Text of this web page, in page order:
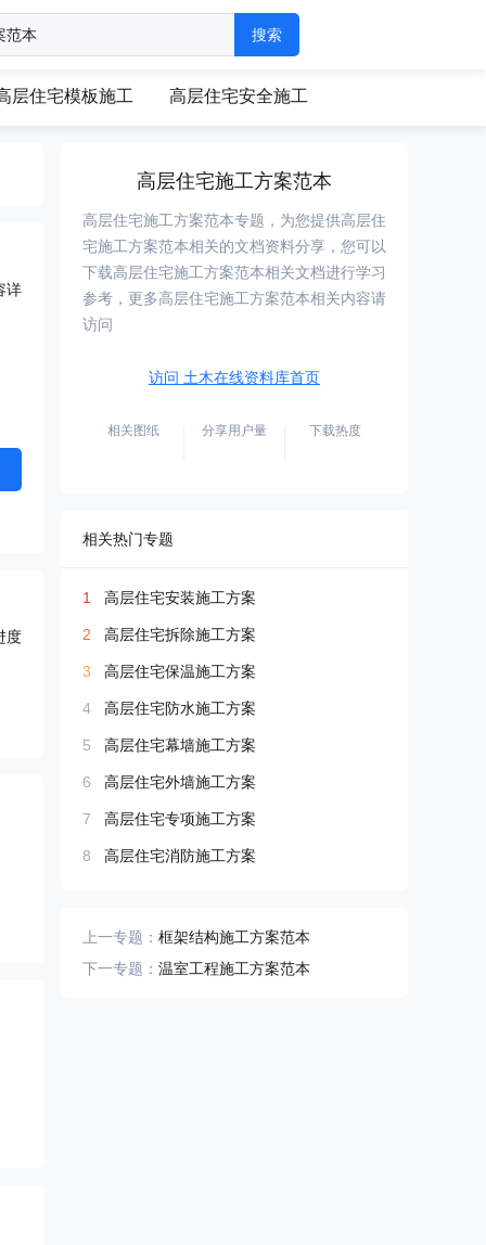
层住宅模板施工 高层住宅安全施工
详
度
高层住宅施工方案范本
高层住宅施工方案范本专题，为您提供高层住
宅施工方案范本相关的文档资料分享，您可以
下载高层住宅施工方案范本相关文档进行学习
参考，更多高层住宅施工方案范本相关内容请
访问
访问 土木在线资料库首页
相关图纸 分享用户量 下载热度
相关热门专题
1 高层住宅安装施工方案
2 高层住宅拆除施工方案
3 高层住宅保温施工方案
4 高层住宅防水施工方案
5 高层住宅幕墙施工方案
6 高层住宅外墙施工方案
7 高层住宅专项施工方案
8 高层住宅消防施工方案
上一专题： 框架结构施工方案范本
下一专题： 温室工程施工方案范本